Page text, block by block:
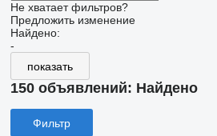
Не хватает фильтров?
Предложить изменение
Найдено:
-
показать
150 объявлений: Найдено
Фильтр